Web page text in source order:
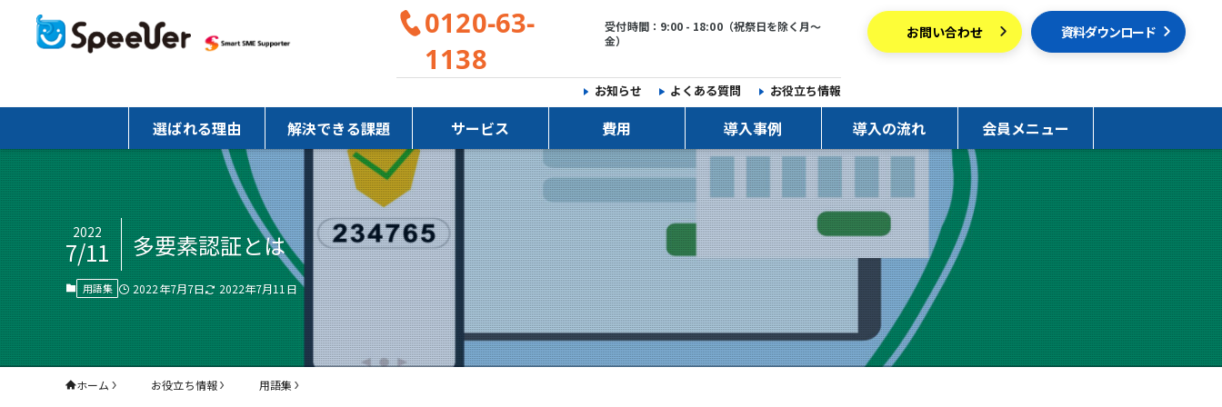
0120-63-
1138
受付時間：9:00 - 18:00（祝祭日を除く月～
金）
お知らせ よくある質問 お役立ち情報
お問い合わせ 資料ダウンロード
選ばれる理由 解決できる課題 サービス 費用 導入事例 導入の流れ 会員メニュー
多要素認証とは
2022
7/11
用語集 2022年7月7日 2022年7月11日
ホーム お役立ち情報 用語集